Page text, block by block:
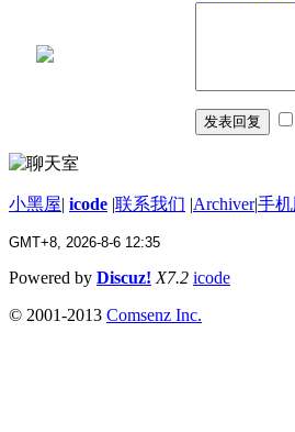
发表回复
小黑屋| icode |联系我们 |Archiver|手机
GMT+8, 2026-8-6 12:35
Powered by Discuz! X7.2 icode
© 2001-2013 Comsenz Inc.